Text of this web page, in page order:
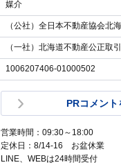
媒介
（公社）全日本不動産協会北
（一社）北海道不動産公正取
1006207406-01000502
PRコメント
営業時間：09:30～18:00
定休日：8/14-16 お盆休業
LINE、WEBは24時間受付